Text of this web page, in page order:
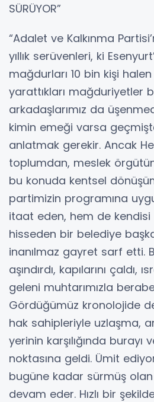
SÜRÜYOR”
“Adalet ve Kalkınma
yıllık serüvenleri, ki
mağdurları 10 bin kişi
yarattıkları mağduriyetler
arkadaşlarımız da
kimin emeği varsa
anlatmak gerekir. Ancak
toplumdan, meslek
bu konuda kentsel
partimizin programına
itaat eden, hem de kendisi
hisseden bir belediye
inanılmaz gayret sarf etti.
aşındırdı, kapılarını çaldı,
geleni muhtarımızla
Gördüğümüz kronolojide
hak sahipleriyle uzlaşma,
yerinin karşılığında burayı
noktasına geldi. Ümit
bugüne kadar sürmüş olan
devam eder. Hızlı bir